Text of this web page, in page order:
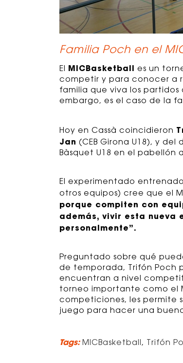
Familia Poch en el
El MICBasketball es un
competir y para conocer a
familia que viva los
embargo, es el caso de la
Hoy en Cassà coincidieron
Jan (CEB Girona U18), y del
Bàsquet U18 en el pabellón
El experimentado
otros equipos) cree que el
porque compiten con
además, vivir esta nueva
personalmente”.
Preguntado sobre qué
de temporada, Trifón Poch
encuentran a nivel
torneo importante como el
competiciones, les permite
juego para hacer una
Tags: MICBasketball , Trifón